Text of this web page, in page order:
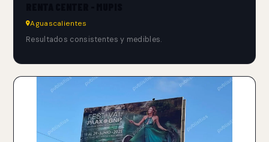
Aguascalientes
Resultados consistentes y medibles.